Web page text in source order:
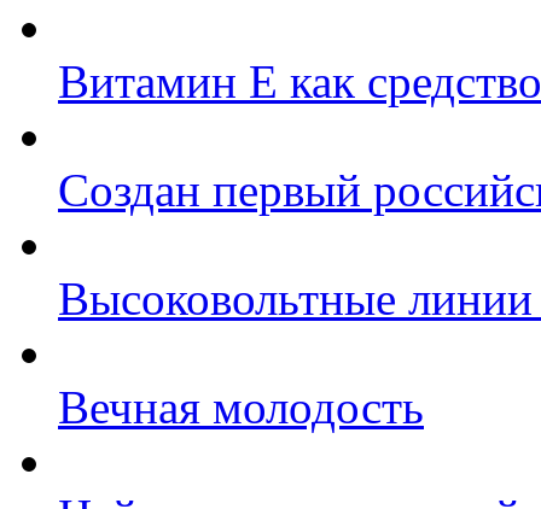
Витамин Е как
Создан первый
Высоковольтные линии
Вечная молодость